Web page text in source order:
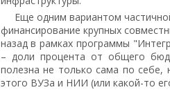
Еще одним вариантом
финансирование крупных
назад в рамках программы
– доли процента от общего
полезна не только сама по
этого ВУЗа и НИИ (или какой-то